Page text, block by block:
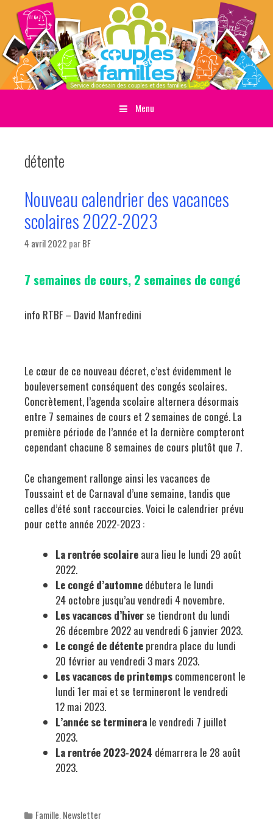
Menu
détente
Nouveau calendrier des vacances
scolaires 2022-2023
4 avril 2022 parBF
7 semaines de cours, 2 semaines de congé
info RTBF – David Manfredini
Le cœur de ce nouveau décret, c’est évidemment le
bouleversement conséquent des congés scolaires.
Concrètement, l’agenda scolaire alternera désormais
entre 7 semaines de cours et 2 semaines de congé. La
première période de l’année et la dernière compteront
cependant chacune 8 semaines de cours plutôt que 7.
Ce changement rallonge ainsi les vacances de
Toussaint et de Carnaval d’une semaine, tandis que
celles d’été sont raccourcies. Voici le calendrier prévu
pour cette année 2022-2023 :
La rentrée scolaire aura lieu le lundi 29 août
2022.
Le congé d’automne débutera le lundi
24 octobre jusqu’au vendredi 4 novembre.
Les vacances d’hiver se tiendront du lundi
26 décembre 2022 au vendredi 6 janvier 2023.
Le congé de détente prendra place du lundi
20 février au vendredi 3 mars 2023.
Les vacances de printemps commenceront le
lundi 1er mai et se termineront le vendredi
12 mai 2023.
L’année se terminera le vendredi 7 juillet
2023.
La rentrée 2023-2024 démarrera le 28 août
2023.
Categories
Famille, Newsletter